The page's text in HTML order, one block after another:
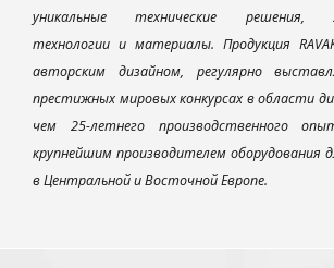
уникальные технические решения,
технологии и материалы. Продукция
авторским дизайном, регулярно
престижных мировых конкурсах в области
чем 25-летнего производственного
крупнейшим производителем оборудования
в Центральной и Восточной Европе.